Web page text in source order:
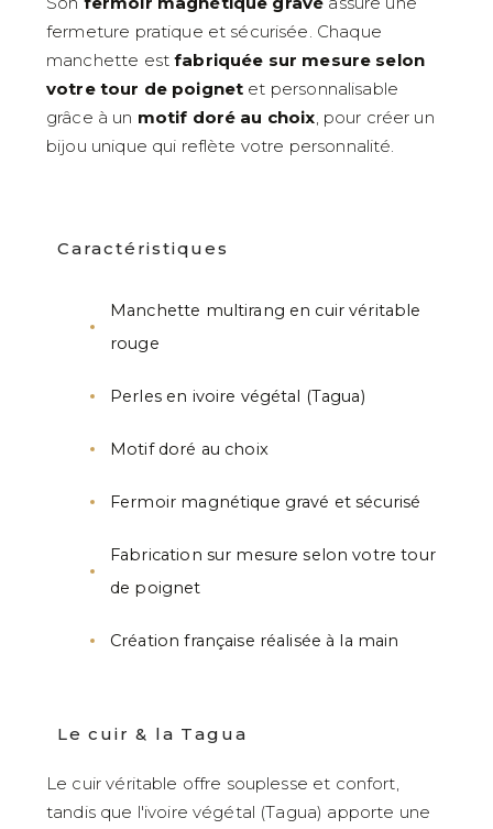
fermeture pratique et sécurisée. Chaque
manchette estfabriquée sur mesure selon
votre tour de poignet et personnalisable
grâce à un motif doré au choix, pour créer un
bijou unique qui reflète votre personnalité.
Caractéristiques
Manchette multirang en cuir véritable
rouge
Perles en ivoire végétal (Tagua)
Motif doré au choix
Fermoir magnétique gravé et sécurisé
Fabrication sur mesure selon votre tour
de poignet
Création française réalisée à la main
Le cuir & la Tagua
Le cuir véritable offre souplesse et confort,
tandis que l'ivoire végétal (Tagua) apporte une